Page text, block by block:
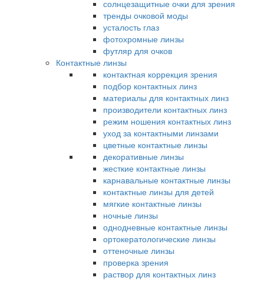
солнцезащитные очки для зрения
тренды очковой моды
усталость глаз
фотохромные линзы
футляр для очков
Контактные линзы
контактная коррекция зрения
подбор контактных линз
материалы для контактных линз
производители контактных линз
режим ношения контактных линз
уход за контактными линзами
цветные контактные линзы
декоративные линзы
жесткие контактные линзы
карнавальные контактные линзы
контактные линзы для детей
мягкие контактные линзы
ночные линзы
однодневные контактные линзы
ортокератологические линзы
оттеночные линзы
проверка зрения
раствор для контактных линз